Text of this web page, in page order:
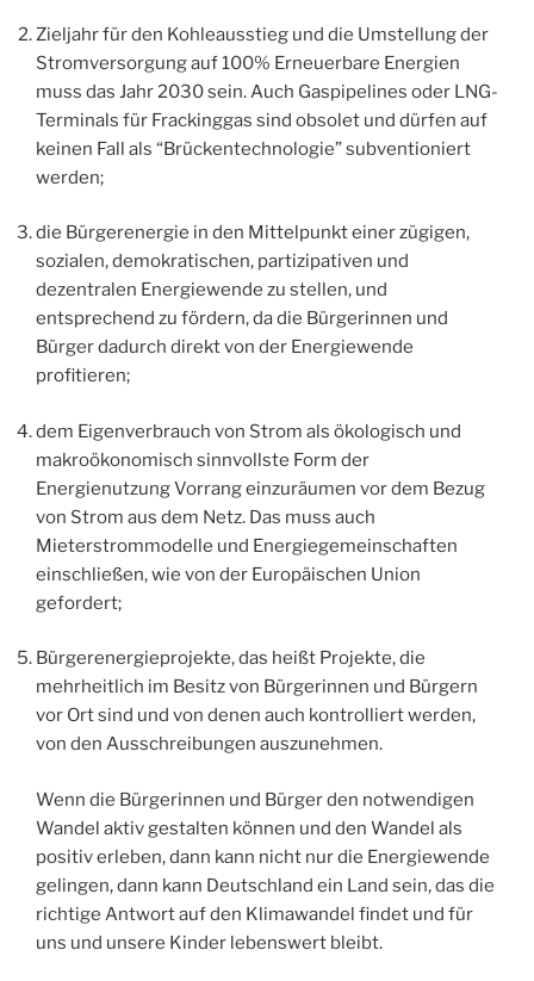
Zieljahr für den Kohleausstieg und die Umstellung der
Stromversorgung auf 100% Erneuerbare Energien
muss das Jahr 2030 sein. Auch Gaspipelines oder LNG-
Terminals für Frackinggas sind obsolet und dürfen auf
keinen Fall als “Brückentechnologie” subventioniert
werden;
die Bürgerenergie in den Mittelpunkt einer zügigen,
sozialen, demokratischen, partizipativen und
dezentralen Energiewende zu stellen, und
entsprechend zu fördern, da die Bürgerinnen und
Bürger dadurch direkt von der Energiewende
profitieren;
dem Eigenverbrauch von Strom als ökologisch und
makroökonomisch sinnvollste Form der
Energienutzung Vorrang einzuräumen vor dem Bezug
von Strom aus dem Netz. Das muss auch
Mieterstrommodelle und Energiegemeinschaften
einschließen, wie von der Europäischen Union
gefordert;
Bürgerenergieprojekte, das heißt Projekte, die
mehrheitlich im Besitz von Bürgerinnen und Bürgern
vor Ort sind und von denen auch kontrolliert werden,
von den Ausschreibungen auszunehmen.
Wenn die Bürgerinnen und Bürger den notwendigen
Wandel aktiv gestalten können und den Wandel als
positiv erleben, dann kann nicht nur die Energiewende
gelingen, dann kann Deutschland ein Land sein, das die
richtige Antwort auf den Klimawandel findet und für
uns und unsere Kinder lebenswert bleibt.